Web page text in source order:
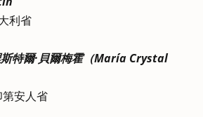
利省
斯特爾·貝爾梅霍（María Crystal
第安人省